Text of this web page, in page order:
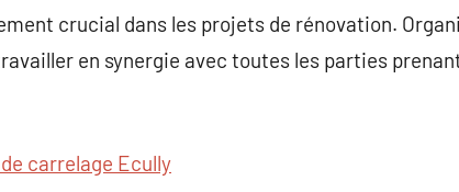
crucial dans les projets de rénovation.
en synergie avec toutes les parties
carrelage Ecully